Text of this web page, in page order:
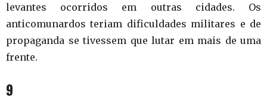
levantes ocorridos em outras cidades. Os
anticomunardos teriam dificuldades militares e de
propaganda se tivessem que lutar em mais de uma
frente.
9